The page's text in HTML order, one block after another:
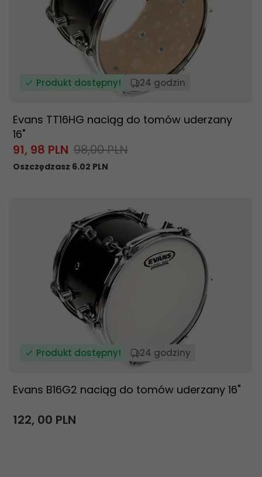
Produkt dostępny! 24 godzin
Evans TT16HG naciąg do tomów uderzany
16"
91, 98 PLN 98,00 PLN
Oszczędzasz 6.02 PLN
Produkt dostępny! 24 godziny
Evans B16G2 naciąg do tomów uderzany 16"
122, 00 PLN